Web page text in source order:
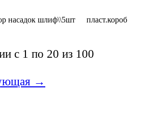
насадок шлиф\\5шт пласт.короб
с 1 по 20 из 100
→